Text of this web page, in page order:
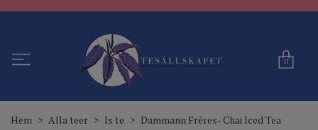
0
Hem Alla teer Is te Dammann Frères- Chai Iced Tea